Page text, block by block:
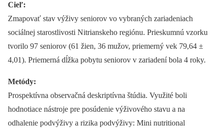
Cieľ:
Zmapovať stav výživy seniorov vo vybraných zariadeniach
sociálnej starostlivosti Nitrianskeho regiónu. Prieskumnú vzorku
tvorilo 97 seniorov (61 žien, 36 mužov, priemerný vek 79,64 ±
4,01). Priemerná dĺžka pobytu seniorov v zariadení bola 4 roky.
Metódy:
Prospektívna observačná deskriptívna štúdia. Využité boli
hodnotiace nástroje pre posúdenie výživového stavu a na
odhalenie podvýživy a rizika podvýživy: Mini nutritional